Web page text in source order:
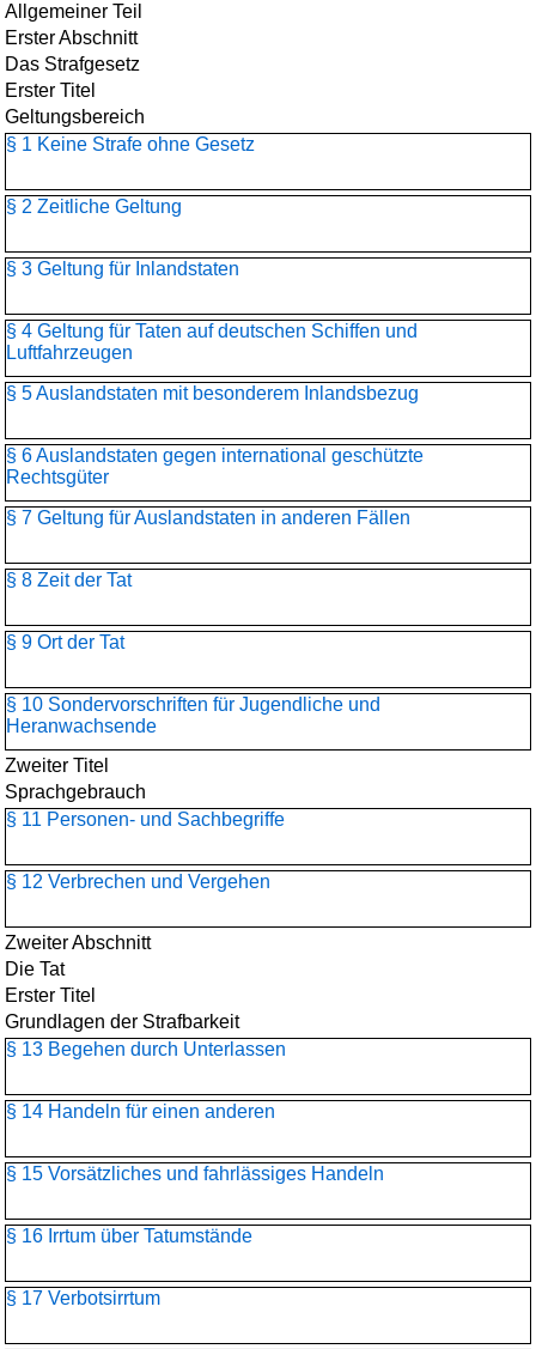
Allgemeiner Teil
Erster Abschnitt
Das Strafgesetz
Erster Titel
Geltungsbereich
§ 1 Keine Strafe ohne Gesetz
§ 2 Zeitliche Geltung
§ 3 Geltung für Inlandstaten
§ 4 Geltung für Taten auf deutschen Schiffen und
Luftfahrzeugen
§ 5 Auslandstaten mit besonderem Inlandsbezug
§ 6 Auslandstaten gegen international geschützte
Rechtsgüter
§ 7 Geltung für Auslandstaten in anderen Fällen
§ 8 Zeit der Tat
§ 9 Ort der Tat
§ 10 Sondervorschriften für Jugendliche und
Heranwachsende
Zweiter Titel
Sprachgebrauch
§ 11 Personen- und Sachbegriffe
§ 12 Verbrechen und Vergehen
Zweiter Abschnitt
Die Tat
Erster Titel
Grundlagen der Strafbarkeit
§ 13 Begehen durch Unterlassen
§ 14 Handeln für einen anderen
§ 15 Vorsätzliches und fahrlässiges Handeln
§ 16 Irrtum über Tatumstände
§ 17 Verbotsirrtum